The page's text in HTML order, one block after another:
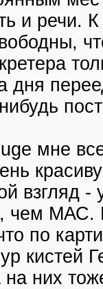
и речи.
дня
мне
взгляд -
чем МАС.
по
кистей
них